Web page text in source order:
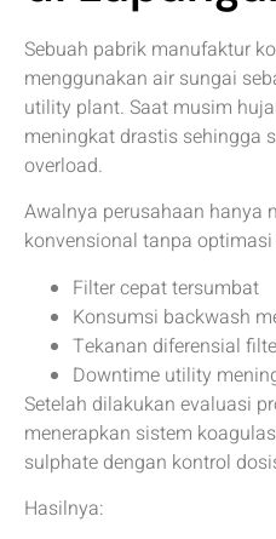
Sebuah pabrik manufaktur
menggunakan air sungai
utility plant. Saat musim
meningkat drastis sehingga
overload.
Awalnya perusahaan hanya
konvensional tanpa
Filter cepat tersumbat
Konsumsi backwash
Tekanan diferensial
Downtime utility
Setelah dilakukan evaluasi
menerapkan sistem
sulphate dengan kontrol
Hasilnya: